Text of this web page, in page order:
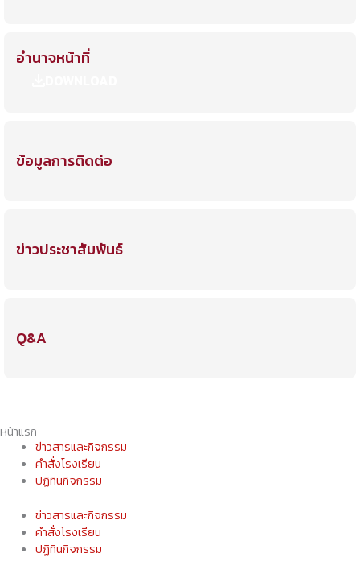
อำนาจหน้าที่
ข้อมูลการติดต่อ
ข่าวประชาสัมพันธ์
Q&A
หน้าแรก
ข่าวสารและกิจกรรม
คำสั่งโรงเรียน
ปฏิทินกิจกรรม
ข่าวสารและกิจกรรม
คำสั่งโรงเรียน
ปฏิทินกิจกรรม